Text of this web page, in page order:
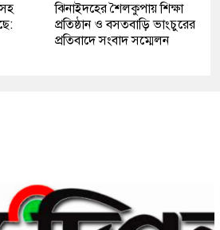
ঝিনাইদহের শৈলকুপায় শিক্ষা
প্রতিষ্ঠান ও বসতবাড়ি ভাংচুরের
প্রতিবাদে সংবাদ সম্মেলন